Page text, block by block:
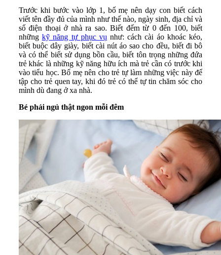
Trước khi bước vào lớp 1, bố mẹ nên dạy con biết cách
viết tên đầy đủ của mình như thế nào, ngày sinh, địa chỉ và
số điện thoại ở nhà ra sao. Biết đếm từ 0 đến 100, biết
nhữngkỹ năng tự phục vụ như: cách cài áo khoác kéo,
biết buộc dây giày, biết cài nút áo sao cho đều, biết đi bô
và có thể biết sử dụng bồn cầu, biết tôn trọng những đứa
trẻ khác là những kỹ năng hữu ích mà trẻ cần có trước khi
vào tiểu học. Bố mẹ nên cho trẻ tự làm những việc này để
tập cho trẻ quen tay, khi đó trẻ có thể tự tin chăm sóc cho
mình dù đang ở xa nhà.
Bé phải ngủ thật ngon mỗi đêm